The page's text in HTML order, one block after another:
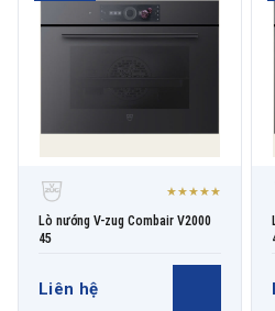
★★★★★
Lò nướng V-zug Combair V2000
45
Liên hệ